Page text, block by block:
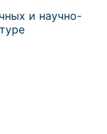
и научно-